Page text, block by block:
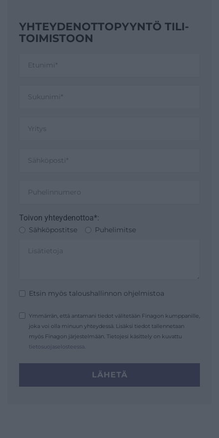
YHTEYDENOTTO­PYYNTÖ TILI­
TOIMISTOON
Toivon yhteydenottoa*:
Sähköpostitse Puhelimitse
Etsin myös taloushallinnon ohjelmistoa
Ymmärrän, että antamani tiedot välitetään Finagon kumppanille,
joka voi olla minuun yhteydessä. Lisäksi tiedot tallennetaan
myös Finagon järjestelmään. Tietojesi käsittely on kuvattu
tietosuojaselosteessa .
LÄHETÄ